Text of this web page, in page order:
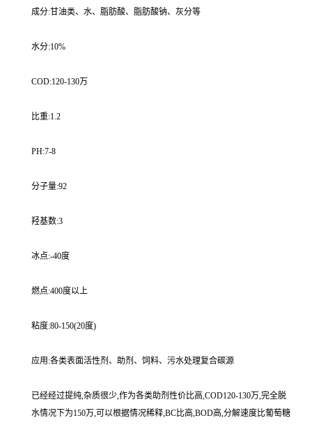
成分:甘油类、水、脂肪酸、脂肪酸钠、灰分等
水分:10%
COD:120-130万
比重:1.2
PH:7-8
分子量:92
羟基数:3
冰点:-40度
燃点:400度以上
粘度:80-150(20度)
应用:各类表面活性剂、助剂、饲料、污水处理复合碳源
已经经过提纯,杂质很少,作为各类助剂性价比高,COD120-130万,完全脱
水情况下为150万,可以根据情况稀释,BC比高,BOD高,分解速度比葡萄糖